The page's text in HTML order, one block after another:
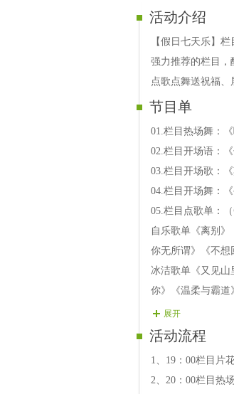
活动介绍
【假日七天乐】
强力推荐的栏目，
点歌点舞送祝福
节目单
01.栏目热场舞：《
02.栏目开场语：
03.栏目开场歌：
04.栏目开场舞：
05.栏目点歌单：
自乐歌单《离别
你无所谓》《不想
冰洁歌单《又见
你》《温柔与霸道
老虎歌单《一路
头太难》《情网》
展开
活动流程
1、19：00栏目片花
2、20：00栏目热